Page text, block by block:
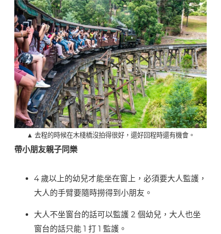
▲ 去程的時候在木棧橋沒拍得很好，還好回程時還有機會。
帶小朋友親子同樂
4 歲以上的幼兒才能坐在窗上，必須要大人監護，
大人的手臂要隨時撈得到小朋友。
大人不坐窗台的話可以監護 2 個幼兒，大人也坐
窗台的話只能 1 打 1 監護。